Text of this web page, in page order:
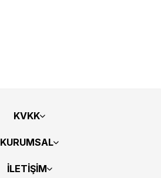
KVKK
KURUMSAL
İLETİŞİM